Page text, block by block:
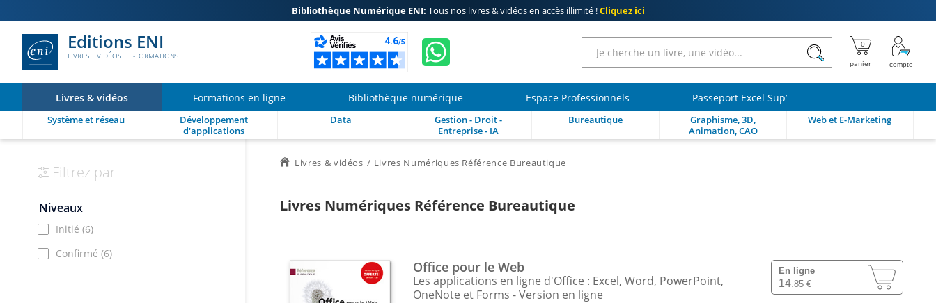
Bibliothèque Numérique ENI: Tous nos livres & vidéos en accès illimité !Cliquez ici
Editions ENI
LIVRES | VIDÉOS | E-FORMATIONS
Livres & vidéos Formations en ligne Bibliothèque numérique Espace Professionnels Passeport Excel Sup’
Système et réseau
Développement
d'applications
Data
Gestion - Droit -
Entreprise - IA
Bureautique
Graphisme, 3D,
Animation, CAO
Web et E-Marketing
Filtrez par
Niveaux
Initié (6)
Confirmé (6)
Livres & vidéos Livres Numériques Référence Bureautique
Livres Numériques Référence Bureautique
Office pour le Web
Les applications en ligne d'Office : Excel, Word, PowerPoint,
OneNote et Forms - Version en ligne
En ligne
14,85 €